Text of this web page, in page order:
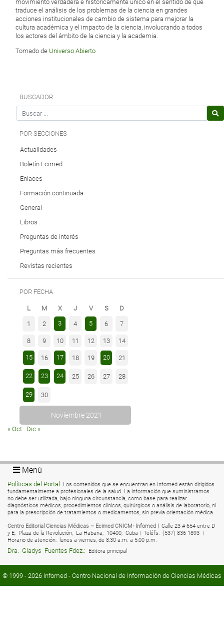
movimiento verdadera e históricamente único en el sentido de que
traduce el análisis de los problemas de la ciencia en grandes
acciones institucionales de cambio de sistema para mejorar la
cultura académica y el impacto de la ciencia, involucrando a todos
los actores del ámbito de la ciencia y la academia.
Tomado de Universo Abierto
BUSCADOR
Search for
POR SECCIONES
Actualidades
Boletín Ecimed
Enlaces
Formación continuada
General
Libros
Preguntas de interés
Preguntas más frecuentes
Revistas recientes
POR FECHA
Noviembre 2021
L M X J V S D
1 2 3 4 5 6 7
8 9 10 11 12 13 14
15 16 17 18 19 20 21
22 23 24 25 26 27 28
29 30
« Oct Dic »
Menú
Políticas del Portal . Los contenidos que se encuentran en Infomed están dirigidos
fundamentalmente a profesionales de la salud. La información que suministramos
no debe ser utilizada, bajo ninguna circunstancia, como base para realizar
diagnósticos médicos, procedimientos clínicos, quirúrgicos o análisis de laboratorio, ni
para la prescripción de tratamientos o medicamentos, sin previa orientación médica.
Centro Editorial Ciencias Médicas – Ecimed CNICM- Infomed | Calle 23 # 654 entre D
y E, Plaza de la Revolución, La Habana, 10400, Cuba | Teléfs: (537) 836 1893 |
Horario de atención:
lunes a viernes, de 8:30 a.m. a 5:00 p.m.
Dra. Gladys Fuentes Fdez.: Editora principal
© 1999 - 2026 Infomed - Centro Nacional de Información de Ciencias Médicas